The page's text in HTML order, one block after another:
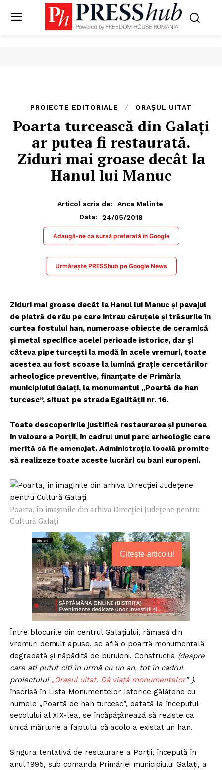
PROIECTE EDITORIALE ORAȘUL UITAT
Poarta turcească din Galați
ar putea fi restaurată.
Ziduri mai groase decât la
Hanul lui Manuc
Articol scris de:
Anca Melinte
Data:
24/05/2018
Adaugă-ne ca sursă preferată în Google
Urmărește PRESShub pe Google News
Ziduri mai groase decât la Hanul lui Manuc şi pavajul
de piatră de râu pe care intrau căruţele şi trăsurile în
curtea fostului han, numeroase obiecte de ceramică
şi metal specifice acelei perioade istorice, dar şi
câteva pipe turceşti la modă în acele vremuri, toate
acestea au fost scoase la lumină graţie cercetărilor
arheologice preventive, finanţate de Primăria
municipiului Galaţi, la monumentul „Poartă de han
turcesc”, situat pe strada Egalităţii nr. 16.
Toate descoperirile justifică restaurarea şi punerea
în valoare a Porţii, în cadrul unui parc arheologic care
merită să fie amenajat. Administraţia locală promite
să realizeze toate aceste lucrări cu bani europeni.
Poarta, în imaginile din arhiva Direcției Județene pentru
Cultură Galați
Citește articolul
Între blocurile din centrul Galaţiului, rămasă din
vremuri demult apuse, se află o poartă monumentală
degradată şi năpădită de buruieni. Construcţia (despre
care aţi putut citi în urmă cu un an, tot în cadrul
proiectului „Oraşul uitat. Dă viaţă monumentelor” ),
înscrisă în Lista Monumentelor Istorice gălăţene cu
numele „Poartă de han turcesc”, datată la începutul
secolului al XIX-lea, se încăpăţânează să reziste ca
unică mărturie a faptului că acolo a existat un han.
Singura tentativă de restaurare a Porţii, începută în
anul 1995, sub comanda Primăriei municipiului Galaţi, a